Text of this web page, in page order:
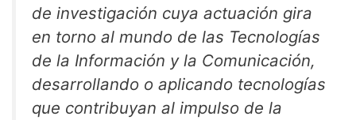
de investigación cuya actuación gira
en torno al mundo de las Tecnologías
de la Información y la Comunicación,
desarrollando o aplicando tecnologías
que contribuyan al impulso de la